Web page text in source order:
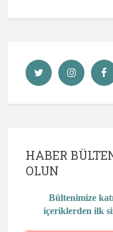
HABER
OLUN
Bültenimize
içeriklerden ilk